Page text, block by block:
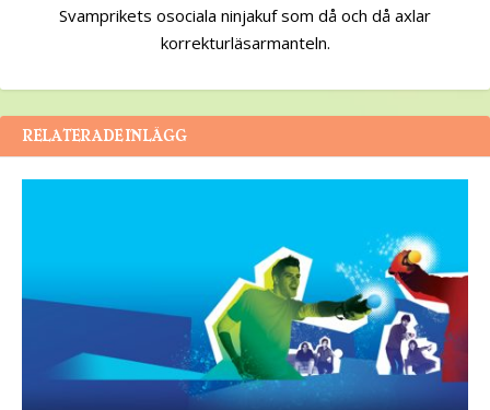
Svamprikets osociala ninjakuf som då och då axlar
korrekturläsarmanteln.
RELATERADE INLÄGG